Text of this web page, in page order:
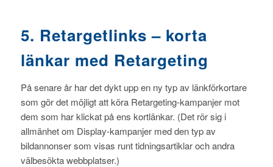
5. Retargetlinks – korta
länkar med Retargeting
På senare år har det dykt upp en ny typ av länkförkortare
som gör det möjligt att köra Retargeting-kampanjer mot
dem som har klickat på ens kortlänkar. (Det rör sig i
allmänhet om Display-kampanjer med den typ av
bildannonser som visas runt tidningsartiklar och andra
välbesökta webbplatser.)